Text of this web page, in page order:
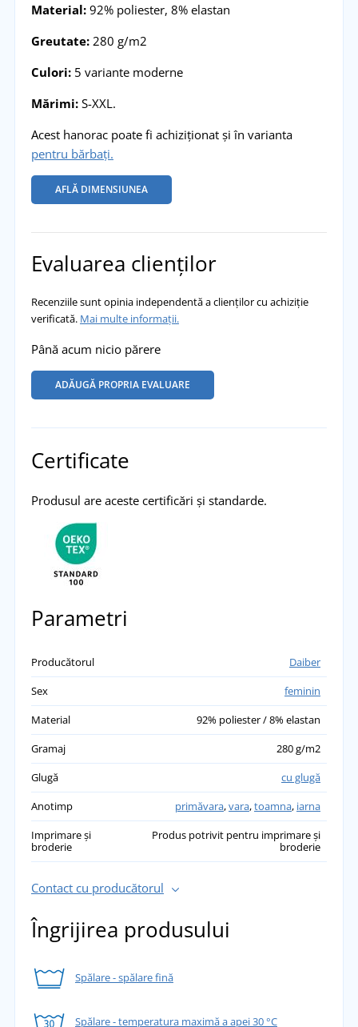
Material:92% poliester, 8% elastan
Greutate:280 g/m2
Culori:5 variante moderne
Mărimi:S-XXL.
Acest hanorac poate fi achiziționat și în varianta
pentru bărbați.
AFLĂ DIMENSIUNEA
Evaluarea clienților
Recenziile sunt opinia independentă a clienților cu achiziție
verificată. Mai multe informații.
Până acum nicio părere
ADĂUGĂ PROPRIA EVALUARE
Certificate
Produsul are aceste certificări și standarde.
Parametri
Producătorul
Daiber
Sex
feminin
Material
92% poliester / 8% elastan
Gramaj
280 g/m2
Glugă
cu glugă
Anotimp
primăvara,vara,toamna, iarna
Imprimare și
broderie
Produs potrivit pentru imprimare și
broderie
Contact cu producătorul
Îngrijirea produsului
Spălare - spălare fină
Spălare - temperatura maximă a apei 30 °C